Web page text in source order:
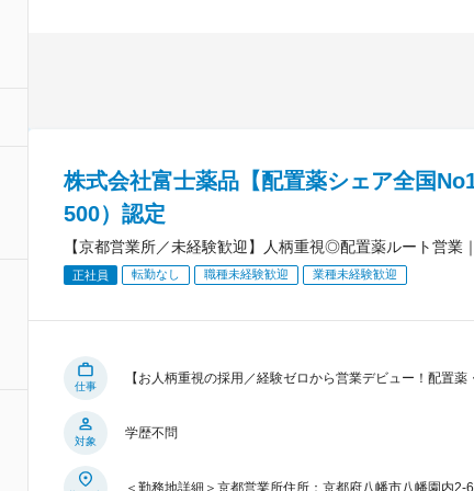
株式会社富士薬品【配置薬シェア全国
500）認定
【京都営業所／未経験歓迎】人柄重視◎配置薬ルート営
正社員 転勤なし 職種未経験歓迎 業種未経験歓迎
仕事
【お人柄重視の採用／経験ゼロから営業デビュー！配置
対象
学歴不問
＜勤務地詳細＞京都営業所住所：京都府八幡市八幡園内